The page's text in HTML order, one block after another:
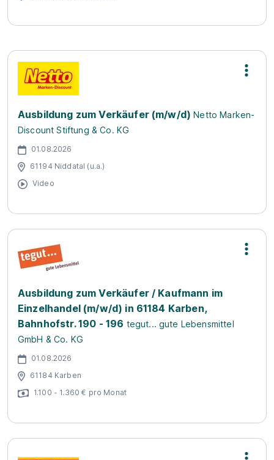
Ausbildung zum Verkäufer (m/w/d) Netto Marken-
Discount Stiftung & Co. KG
01.08.2026
61194 Niddatal (u.a.)
Video
Ausbildung zum Verkäufer / Kaufmann im
Einzelhandel (m/w/d) in 61184 Karben,
Bahnhofstr. 190 - 196 tegut... gute Lebensmittel
GmbH & Co. KG
01.08.2026
61184 Karben
1.100 - 1.360 € pro Monat